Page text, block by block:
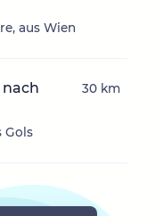
aus Wien
nach
Gols
30 km